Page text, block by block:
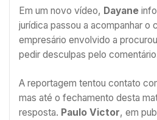
Em um novo vídeo, Dayane
jurídica passou a acompanhar o
empresário envolvido a
pedir desculpas pelo
A reportagem tentou contato
mas até o fechamento desta
resposta. Paulo Victor, em